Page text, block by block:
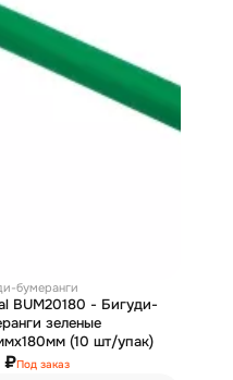
бумеранги
BUM20180 - Бигуди-
зеленые
(10 шт/упак)
₽Под заказ